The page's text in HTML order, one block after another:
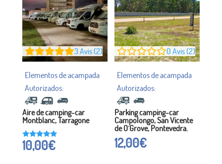
3Avis (2)
Aire de camping-car
Montblanc, Tarragone
Noté à
5h00
10,00€
0 Avis (2)
Parking camping-car
Campolongo, San Vicente
de O´Grove, Pontevedra.
12,00€